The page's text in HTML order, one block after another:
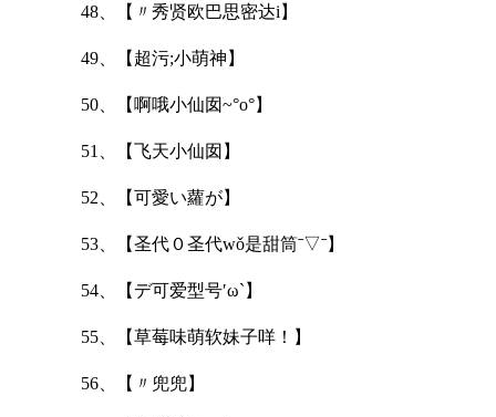
48、【〃秀贤欧巴思密达i】
49、【超污;小萌神】
50、【啊哦小仙囡~°ο°】
51、【飞天小仙囡】
52、【可愛い蘿が】
53、【圣代０圣代wǒ是甜筒ˉ▽ˉ】
54、【デ可爱型号′ω`】
55、【草莓味萌软妹子咩！】
56、【〃兜兜】